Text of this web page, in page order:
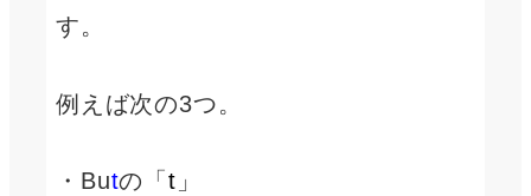
す。
例えば次の3つ。
・Butの「 t 」